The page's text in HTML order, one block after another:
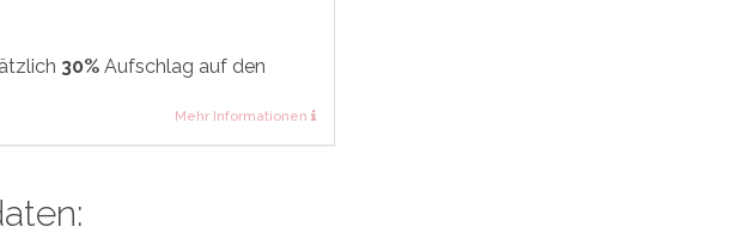
30%Aufschlag auf den
Mehr Informationen